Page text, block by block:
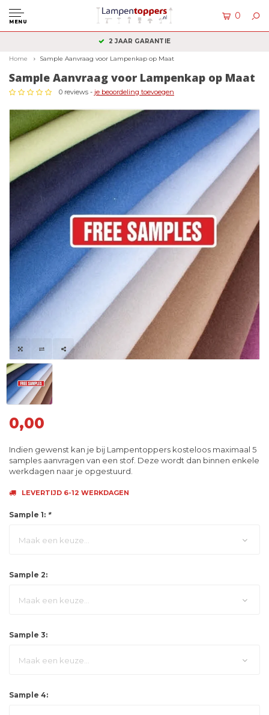
MENU
0
KLANTENSERVICE: +31 (0)36 2340050
Home Sample Aanvraag voor Lampenkap op Maat
Sample Aanvraag voor Lampenkap op Maat
0 reviews - je beoordeling toevoegen
0,00
Indien gewenst kan je bij Lampentoppers kosteloos maximaal 5
samples aanvragen van een stof. Deze wordt dan binnen enkele
werkdagen naar je opgestuurd.
LEVERTIJD 6-12 WERKDAGEN
Sample 1: *
Maak een keuze...
Sample 2:
Maak een keuze...
Sample 3:
Maak een keuze...
Sample 4: